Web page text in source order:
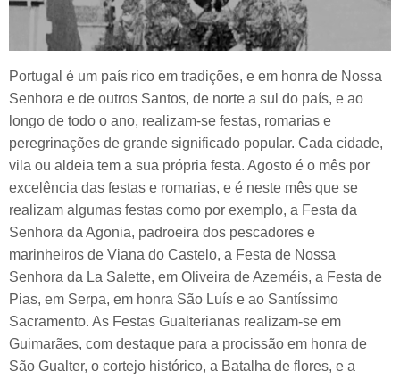
Portugal é um país rico em tradições, e em honra de Nossa
Senhora e de outros Santos, de norte a sul do país, e ao
longo de todo o ano, realizam-se festas, romarias e
peregrinações de grande significado popular. Cada cidade,
vila ou aldeia tem a sua própria festa. Agosto é o mês por
excelência das festas e romarias, e é neste mês que se
realizam algumas festas como por exemplo, a Festa da
Senhora da Agonia, padroeira dos pescadores e
marinheiros de Viana do Castelo, a Festa de Nossa
Senhora da La Salette, em Oliveira de Azeméis, a Festa de
Pias, em Serpa, em honra São Luís e ao Santíssimo
Sacramento. As Festas Gualterianas realizam-se em
Guimarães, com destaque para a procissão em honra de
São Gualter, o cortejo histórico, a Batalha de flores, e a